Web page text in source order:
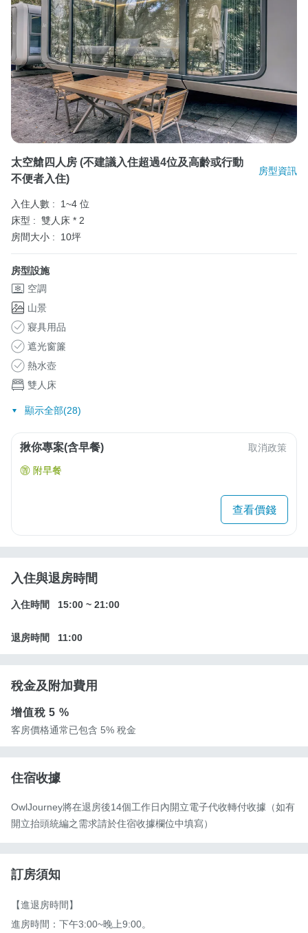
太空艙四人房 (不建議入住超過4位及高齡或行動
不便者入住)
房型資訊
入住人數 :
1~4 位
床型 : 雙人床 * 2
房間大小 :
10坪
房型設施
空調
山景
寢具用品
遮光窗簾
熱水壺
雙人床
顯示全部(28)
揪你專案(含早餐) 取消政策
附早餐
查看價錢
入住與退房時間
入住時間 15:00 ~ 21:00
退房時間 11:00
稅金及附加費用
增值稅5 %
客房價格通常已包含 5% 稅金
住宿收據
OwlJourney將在退房後14個工作日內開立電子代收轉付收據（如有
開立抬頭統編之需求請於住宿收據欄位中填寫）
訂房須知
【進退房時間】
進房時間：下午3:00~晚上9:00。